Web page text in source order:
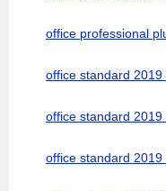
office professional
office standard 2019
office standard 2019
office standard 2019